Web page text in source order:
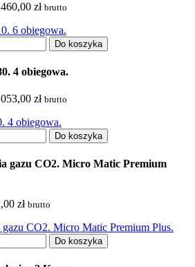
złbrutto
6 obiegowa.
Do koszyka
4 obiegowa.
złbrutto
4 obiegowa.
Do koszyka
gazu CO2. Micro Matic Premium
złbrutto
CO2. Micro Matic Premium Plus.
Do koszyka